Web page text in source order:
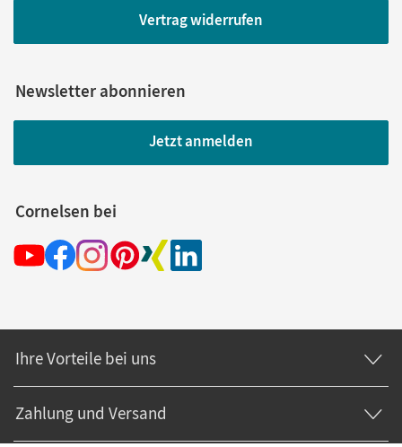
Vertrag widerrufen
Newsletter abonnieren
Jetzt anmelden
Cornelsen bei
Ihre Vorteile bei uns
Zahlung und Versand